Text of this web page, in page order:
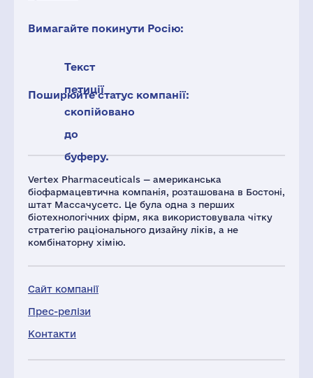
Vertex Pharmaceuticals — американська
біофармацевтична компанія, розташована в Бостоні,
штат Массачусетс. Це була одна з перших
біотехнологічних фірм, яка використовувала чітку
стратегію раціонального дизайну ліків, а не
комбінаторну хімію.
Сайт компанії
Прес-релізи
Контакти
Вимагайте покинути Росію:
Текст
петиції
скопійовано
до
буферу.
Поширюйте статус компанії: